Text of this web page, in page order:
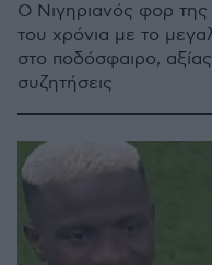
Ο Νιγηριανός φορ της
του χρόνια με το
στο ποδόσφαιρο,
συζητήσεις